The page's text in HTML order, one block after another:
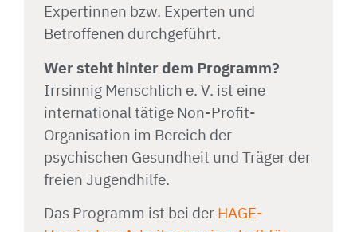
Expertinnen bzw. Experten und
Betroffenen durchgeführt.
Wer steht hinter dem Programm?
Irrsinnig Menschlich e. V. ist eine
international tätige Non-Profit-
Organisation im Bereich der
psychischen Gesundheit und Träger der
freien Jugendhilfe.
Das Programm ist bei der HAGE-